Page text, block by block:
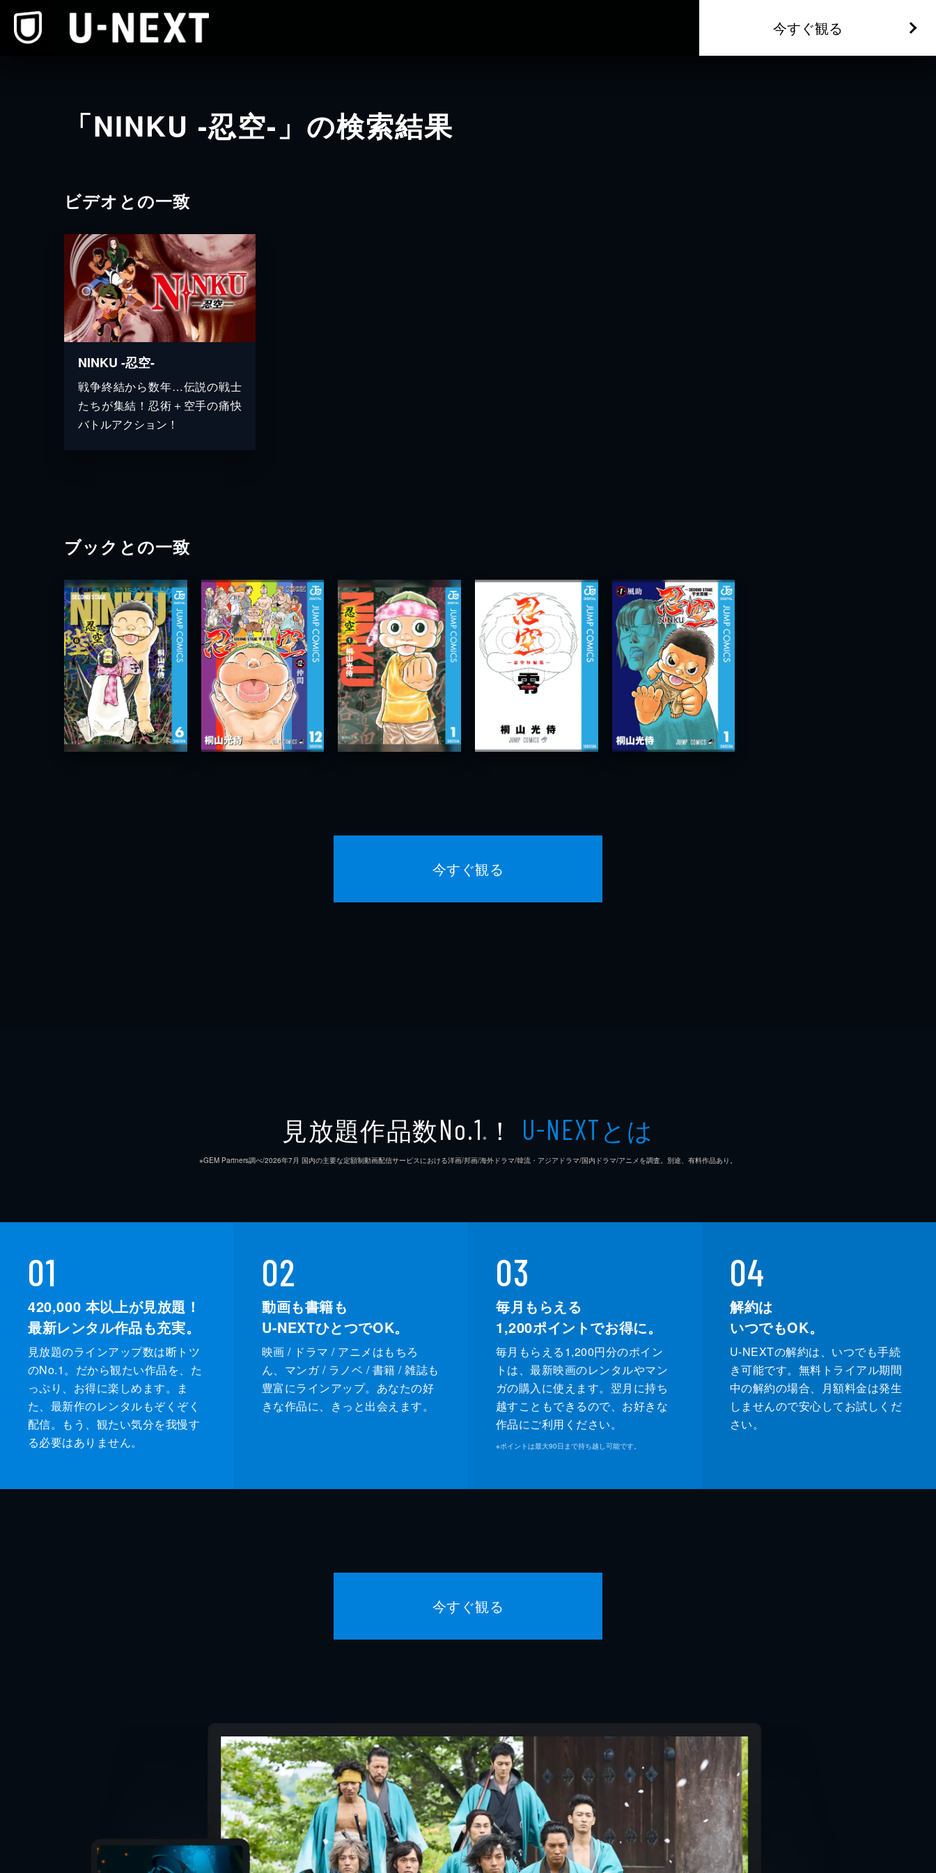
今すぐ観る
「NINKU -忍空-」の検索結果
ビデオとの一致
NINKU -忍空-
戦争終結から数年…伝説の戦士
たちが集結！忍術＋空手の痛快
バトルアクション！
ブックとの一致
今すぐ観る
見放題作品数No.1 ※ ！ U-NEXTとは
※GEM Partners調べ/2026年7⽉ 国内の主要な定額制動画配信サービスにおける洋画/邦画/海外ドラマ/韓流・アジアドラマ/国内ドラマ/アニメを調査。別途、有料作品あり。
01
420,000 本以上が見放題！
最新レンタル作品も充実。
見放題のラインアップ数は断トツ
のNo.1。だから観たい作品を、た
っぷり、お得に楽しめます。ま
た、最新作のレンタルもぞくぞく
配信。もう、観たい気分を我慢す
る必要はありません。
02
動画も書籍も
U-NEXTひとつでOK。
映画 / ドラマ / アニメはもちろ
ん、マンガ / ラノベ / 書籍 / 雑誌も
豊富にラインアップ。あなたの好
きな作品に、きっと出会えます。
03
毎月もらえる
1,200ポイントでお得に。
毎月もらえる1,200円分のポイン
トは、最新映画のレンタルやマン
ガの購入に使えます。翌月に持ち
越すこともできるので、お好きな
作品にご利用ください。
※ポイントは最大90日まで持ち越し可能です。
04
解約は
いつでもOK。
U-NEXTの解約は、いつでも手続
き可能です。無料トライアル期間
中の解約の場合、月額料金は発生
しませんので安心してお試しくだ
さい。
今すぐ観る